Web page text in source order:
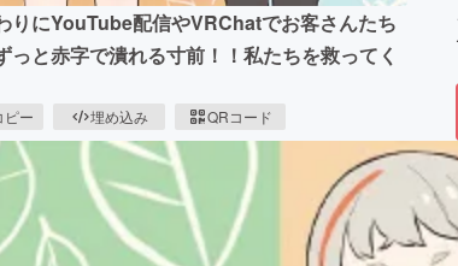
りにYouTube配信やVRChatでお客さんたち
と赤字で潰れる寸前！！私たちを救ってく
ピー 埋め込み QRコード